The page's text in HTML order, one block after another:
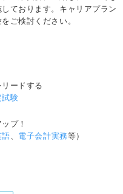
ております。キャリアプラン
ご検討ください。
ードする
試験
プ！
語、 電子会計実務等）